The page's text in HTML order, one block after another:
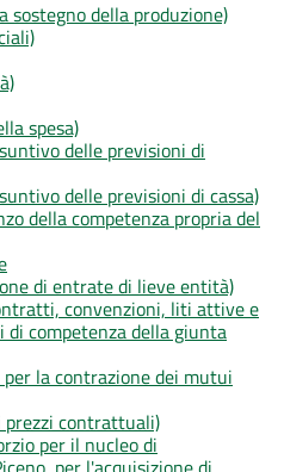
della produzione)
spesa)
delle previsioni di
delle previsioni di cassa)
della competenza propria del
di entrate di lieve entità)
convenzioni, liti attive e
di competenza della giunta
la contrazione dei mutui
prezzi contrattuali)
per il nucleo di